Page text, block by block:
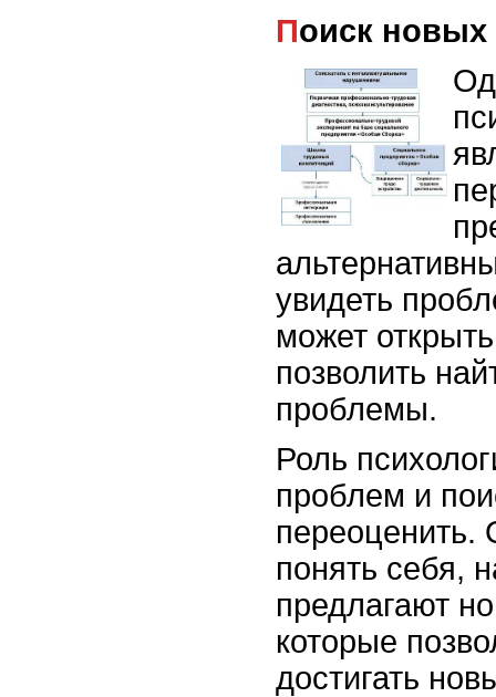
Поиск
увидеть
может
позволить
проблемы.
Роль
проблем и
переоценить.
понять себя,
предлагают
которые
достигать